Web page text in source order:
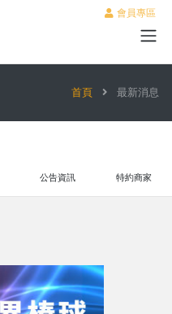
會員專區
首頁 最新消息
公告資訊 特約商家